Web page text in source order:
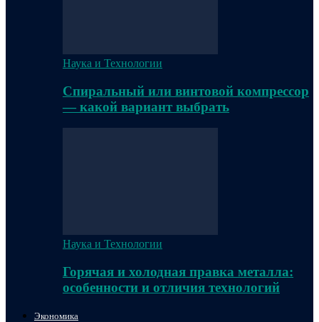
Наука и Технологии
Спиральный или винтовой компрессор
— какой вариант выбрать
Наука и Технологии
Горячая и холодная правка металла:
особенности и отличия технологий
Экономика